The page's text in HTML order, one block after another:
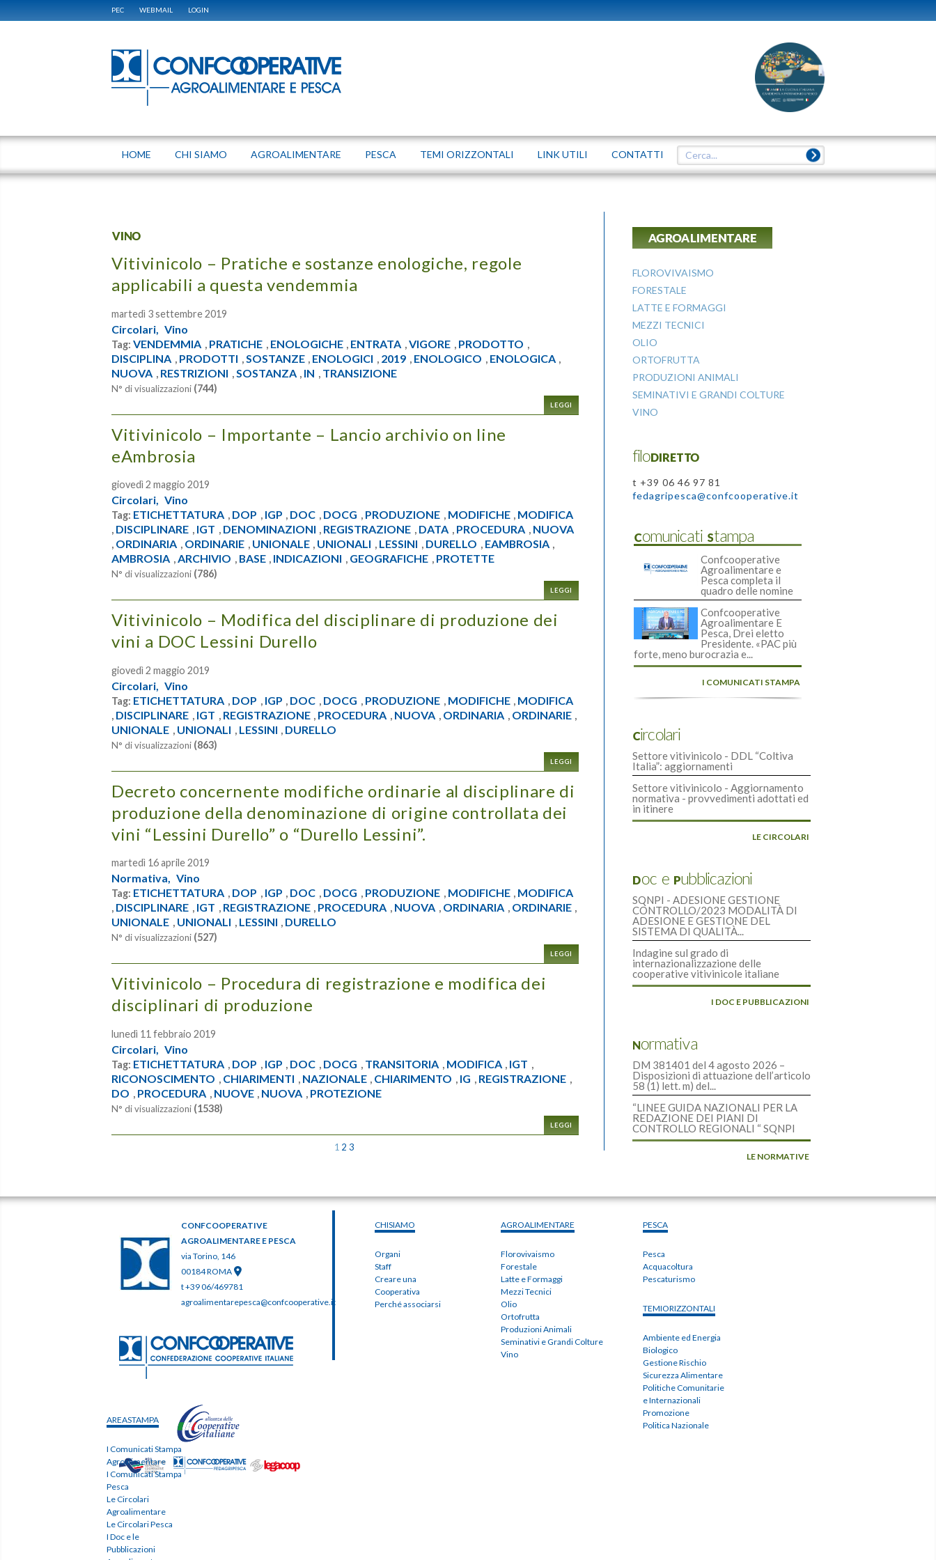
PEC WEBMAIL LOGIN
HOME CHI SIAMO AGROALIMENTARE PESCA TEMI ORIZZONTALI LINK UTILI CONTATTI
VINO
Vitivinicolo – Pratiche e sostanze enologiche, regole
applicabili a questa vendemmia
martedì 3 settembre 2019
Circolari, Vino
Tag: VENDEMMIA , PRATICHE , ENOLOGICHE , ENTRATA ,VIGORE , PRODOTTO ,
DISCIPLINA , PRODOTTI , SOSTANZE , ENOLOGICI , 2019 , ENOLOGICO , ENOLOGICA ,
NUOVA , RESTRIZIONI , SOSTANZA , IN , TRANSIZIONE
N° di visualizzazioni (744)
LEGGI
Vitivinicolo – Importante – Lancio archivio on line
eAmbrosia
giovedì 2 maggio 2019
Circolari, Vino
Tag: ETICHETTATURA , DOP , IGP , DOC , DOCG , PRODUZIONE , MODIFICHE , MODIFICA
, DISCIPLINARE , IGT , DENOMINAZIONI , REGISTRAZIONE , DATA , PROCEDURA , NUOVA
, ORDINARIA , ORDINARIE , UNIONALE , UNIONALI , LESSINI , DURELLO , EAMBROSIA ,
AMBROSIA ,ARCHIVIO , BASE , INDICAZIONI , GEOGRAFICHE , PROTETTE
N° di visualizzazioni (786)
LEGGI
Vitivinicolo – Modifica del disciplinare di produzione dei
vini a DOC Lessini Durello
giovedì 2 maggio 2019
Circolari, Vino
Tag: ETICHETTATURA , DOP , IGP , DOC , DOCG , PRODUZIONE , MODIFICHE , MODIFICA
, DISCIPLINARE , IGT , REGISTRAZIONE , PROCEDURA , NUOVA , ORDINARIA , ORDINARIE ,
UNIONALE , UNIONALI , LESSINI , DURELLO
N° di visualizzazioni (863)
LEGGI
Decreto concernente modifiche ordinarie al disciplinare di
produzione della denominazione di origine controllata dei
vini “Lessini Durello” o “Durello Lessini”.
martedì 16 aprile 2019
Normativa, Vino
Tag: ETICHETTATURA , DOP , IGP , DOC , DOCG , PRODUZIONE , MODIFICHE , MODIFICA
, DISCIPLINARE , IGT , REGISTRAZIONE , PROCEDURA , NUOVA , ORDINARIA , ORDINARIE ,
UNIONALE , UNIONALI , LESSINI , DURELLO
N° di visualizzazioni (527)
LEGGI
Vitivinicolo – Procedura di registrazione e modifica dei
disciplinari di produzione
lunedì 11 febbraio 2019
Circolari, Vino
Tag: ETICHETTATURA , DOP , IGP , DOC , DOCG , TRANSITORIA , MODIFICA , IGT ,
RICONOSCIMENTO , CHIARIMENTI , NAZIONALE , CHIARIMENTO , IG , REGISTRAZIONE ,
DO , PROCEDURA , NUOVE , NUOVA , PROTEZIONE
N° di visualizzazioni (1538)
LEGGI
1 2 3
AGROALIMENTARE
FLOROVIVAISMO
FORESTALE
LATTE E FORMAGGI
MEZZI TECNICI
OLIO
ORTOFRUTTA
PRODUZIONI ANIMALI
SEMINATIVI E GRANDI COLTURE
VINO
filoDIRETTO
t +39 06 46 97 81
fedagripesca@confcooperative.it
Comunicati Stampa
Confcooperative
Agroalimentare e
Pesca completa il
quadro delle nomine
Confcooperative
Agroalimentare E
Pesca, Drei eletto
Presidente. «PAC più
forte, meno burocrazia e...
I COMUNICATI STAMPA
Circolari
Settore vitivinicolo - DDL “Coltiva
Italia”: aggiornamenti
Settore vitivinicolo - Aggiornamento
normativa - provvedimenti adottati ed
in itinere
LE CIRCOLARI
Doc e Pubblicazioni
SQNPI - ADESIONE GESTIONE
CONTROLLO/2023 MODALITÀ DI
ADESIONE E GESTIONE DEL
SISTEMA DI QUALITÀ...
Indagine sul grado di
internazionalizzazione delle
cooperative vitivinicole italiane
I DOC E PUBBLICAZIONI
Normativa
DM 381401 del 4 agosto 2026 –
Disposizioni di attuazione dell’articolo
58 (1) lett. m) del...
“LINEE GUIDA NAZIONALI PER LA
REDAZIONE DEI PIANI DI
CONTROLLO REGIONALI “ SQNPI
LE NORMATIVE
CONFCOOPERATIVE
AGROALIMENTARE E PESCA
via Torino, 146
00184 ROMA
t +39 06/469781
agroalimentarepesca@confcooperative.it
CHISIAMO
Organi
Staff
Creare una
Cooperativa
Perché associarsi
AGROALIMENTARE
Florovivaismo
Forestale
Latte e Formaggi
Mezzi Tecnici
Olio
Ortofrutta
Produzioni Animali
Seminativi e Grandi Colture
Vino
PESCA
Pesca
Acquacoltura
Pescaturismo
TEMIORIZZONTALI
Ambiente ed Energia
Biologico
Gestione Rischio
Sicurezza Alimentare
Politiche Comunitarie
e Internazionali
Promozione
Politica Nazionale
AREASTAMPA
I Comunicati Stampa
Agroalimentare
I Comunicati Stampa
Pesca
Le Circolari
Agroalimentare
Le Circolari Pesca
I Doc e le
Pubblicazioni